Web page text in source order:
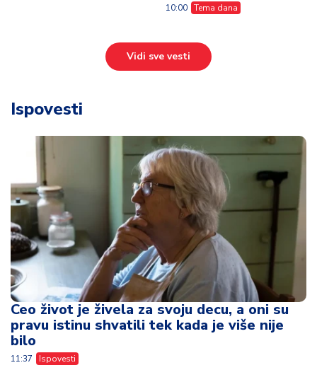
10:00 Tema dana
Vidi sve vesti
Ispovesti
Ceo život je živela za svoju decu, a oni su
pravu istinu shvatili tek kada je više nije
bilo
11:37 Ispovesti